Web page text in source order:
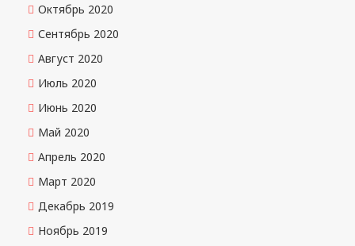
Октябрь 2020
Сентябрь 2020
Август 2020
Июль 2020
Июнь 2020
Май 2020
Апрель 2020
Март 2020
Декабрь 2019
Ноябрь 2019